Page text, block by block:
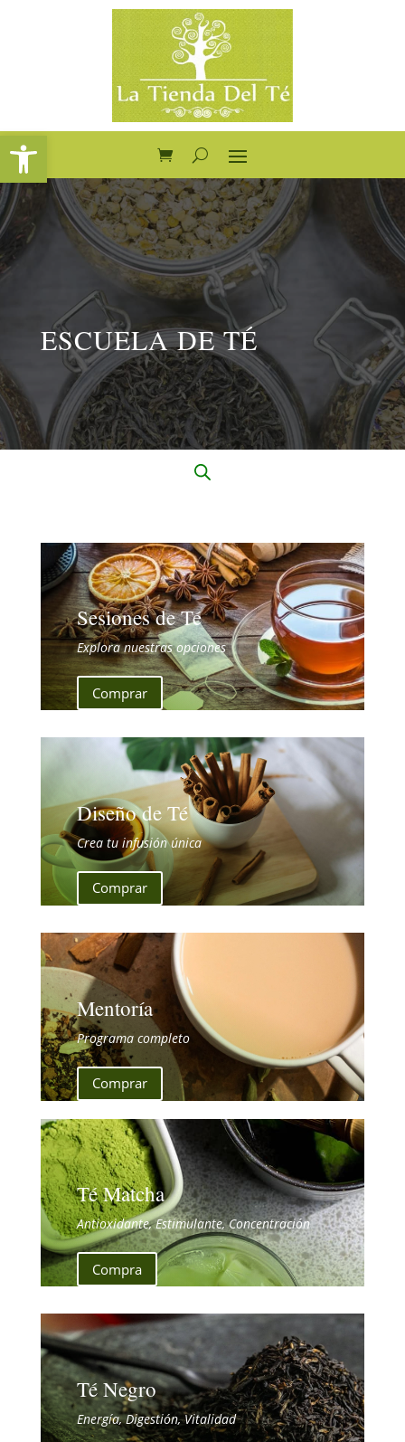
Abrir barra de herramientas
ESCUELA DE TÉ
Sesiones de Té
Explora nuestras opciones
Comprar
Diseño de Té
Crea tu infusión única
Comprar
Mentoría
Programa completo
Comprar
Té Matcha
Antioxidante, Estimulante, Concentración
Compra
Té Negro
Energía, Digestión, Vitalidad